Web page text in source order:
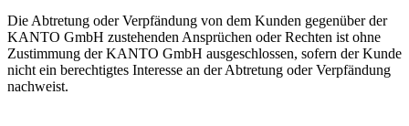
Die Abtretung oder Verpfändung von dem Kunden gegenüber der
KANTO GmbH zustehenden Ansprüchen oder Rechten ist ohne
Zustimmung der KANTO GmbH ausgeschlossen, sofern der Kunde
nicht ein berechtigtes Interesse an der Abtretung oder Verpfändung
nachweist.